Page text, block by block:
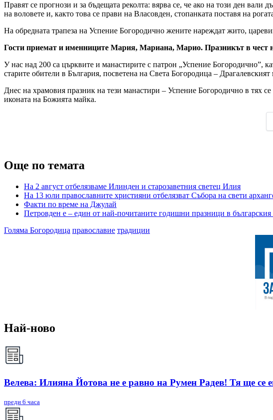
Правят се прогнози и за бъдещата реколта: вярва се, че ако на този ден
на воловете и, както това се прави на Власовден, стопанката поставя на
На обредната трапеза на Успение Богородично жените нареждат жито,
Гости приемат и именниците Мария, Мариана, Марио. Празникът в чест
У нас над 200 са църквите и манастирите с патрон „Успение Богородично”,
старите обители в България, посветена на Света Богородица –
Днес на храмовия празник на тези манастири – Успение Богородично в тях
иконата на Божията майка.
Още по темата
На 2 август отбелязваме Илинден и старозаветния светец Илия
На 13 юли православните християни отбелязват Събора на свети
Факти по време на Джулай
Петровден е – един от най-почитаните годишни празници в българския
Голяма Богородица православие традиции
Най-ново
Велева: Илияна Йотова не е равно на Румен Радев! Тя ще се
преди 6 часа